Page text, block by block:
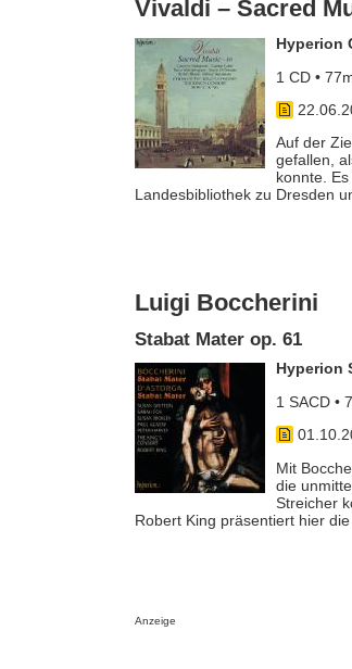
Vivaldi – Sacred
Hyperion
1 CD •
Auf der
gefallen,
konnte.
Landesbibliothek zu Dresden
Luigi Boccherini
Stabat Mater op. 61
Hyperion
1 SACD •
Mit
die
Streicher
Robert King präsentiert hier
Anzeige